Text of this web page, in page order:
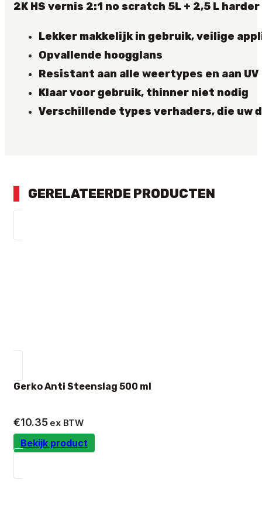
2K HS vernis 2:1 no scratch 5L + 2,5 L harder
Lekker makkelijk in gebruik, veilige
Opvallende hoogglans
Resistant aan alle weertypes en aan UV
Klaar voor gebruik, thinner niet nodig
Verschillende types verhaders, die
GERELATEERDE PRODUCTEN
Gerko Anti Steenslag 500 ml
€10.35 ex BTW
Bekijk product